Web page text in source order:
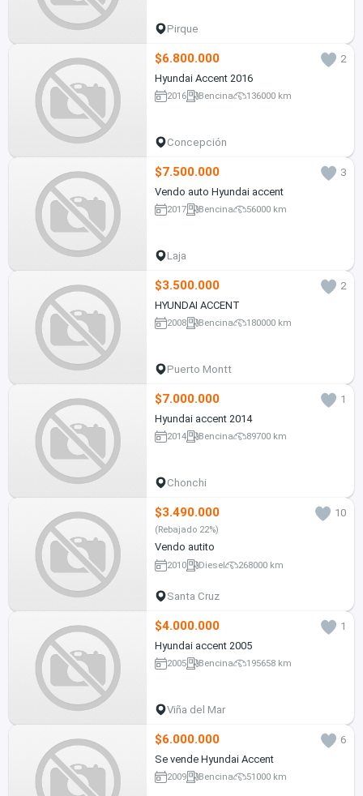
Pirque
$6.800.000
2
Hyundai Accent 2016
2016 Bencina 136000 km
Concepción
$7.500.000
3
Vendo auto Hyundai accent
2017 Bencina 56000 km
Laja
$3.500.000
2
HYUNDAI ACCENT
2008 Bencina 180000 km
Puerto Montt
$7.000.000
1
Hyundai accent 2014
2014 Bencina 89700 km
Chonchi
$3.490.000 10
(Rebajado 22%)
Vendo autito
2010 Diesel 268000 km
Santa Cruz
$4.000.000
1
Hyundai accent 2005
2005 Bencina 195658 km
Viña del Mar
$6.000.000
6
Se vende Hyundai Accent
2009 Bencina 51000 km